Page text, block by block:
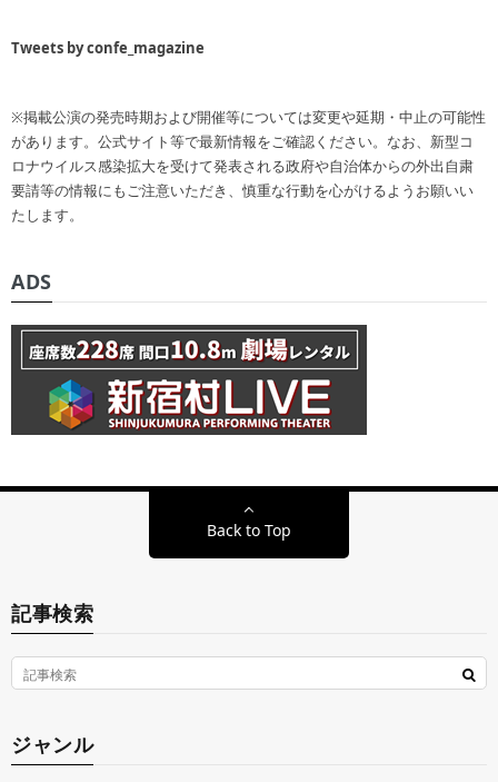
Tweets by confe_magazine
※掲載公演の発売時期および開催等については変更や延期・中止の可能性
があります。公式サイト等で最新情報をご確認ください。なお、新型コ
ロナウイルス感染拡大を受けて発表される政府や自治体からの外出自粛
要請等の情報にもご注意いただき、慎重な行動を心がけるようお願いい
たします。
ADS
Back to Top
記事検索
ジャンル